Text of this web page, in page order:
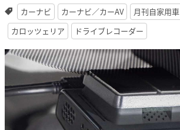
カーナビ カーナビ／カーAV 月刊自家用車
カロッツェリア
ドライブレコーダー